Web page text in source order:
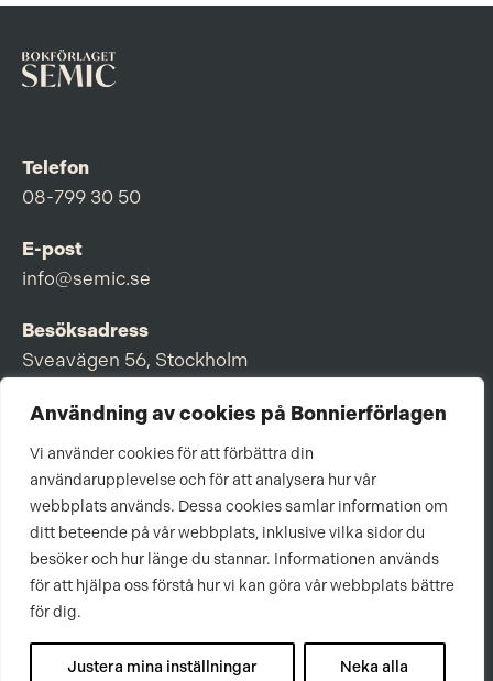
Användning av cookies på Bonnierförlagen
Vi använder cookies för att förbättra din
användarupplevelse och för att analysera hur vår
webbplats används. Dessa cookies samlar information om
ditt beteende på vår webbplats, inklusive vilka sidor du
besöker och hur länge du stannar. Informationen används
för att hjälpa oss förstå hur vi kan göra vår webbplats bättre
för dig.
Justera mina inställningar Neka alla
Telefon
08-799 30 50
E-post
info@semic.se
Besöksadress
Sveavägen 56, Stockholm
Postadress
Box 3159, 103 63 Stockholm
Om Bonnierförlagen
Cookies
Integritetspolicy